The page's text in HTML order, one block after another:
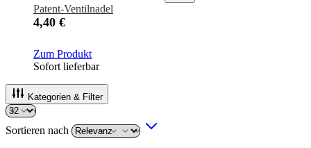
Patent-Ventilnadel
4,40 €
Zum Produkt
Sofort lieferbar
Kategorien & Filter
Sortieren nach